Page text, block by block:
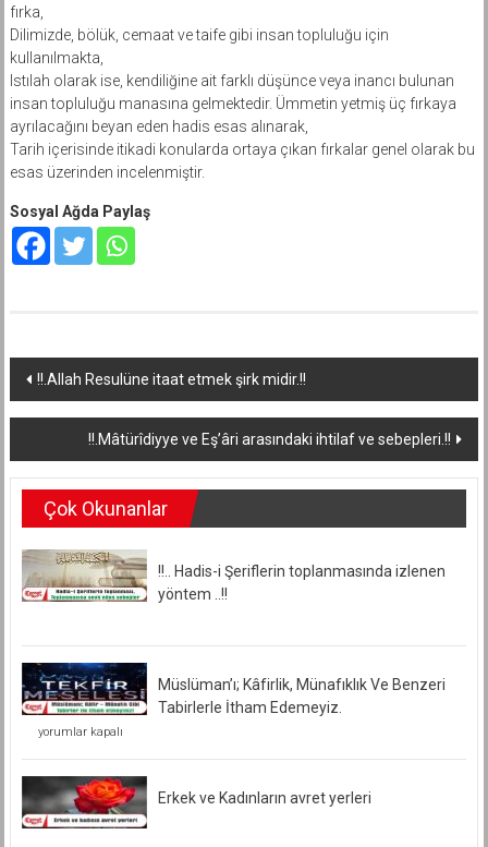
fırka,
Dilimizde, bölük, cemaat ve taife gibi insan topluluğu için
kullanılmakta,
Istılah olarak ise, kendiliğine ait farklı düşünce veya inancı bulunan
insan topluluğu manasına gelmektedir. Ümmetin yetmiş üç fırkaya
ayrılacağını beyan eden hadis esas alınarak,
Tarih içerisinde itikadi konularda ortaya çıkan fırkalar genel olarak bu
esas üzerinden incelenmiştir.
Sosyal Ağda Paylaş
Yazı
dolaşımı
!!.Allah Resulüne itaat etmek şirk midir.!!
!!.Mâtürîdiyye ve Eş’âri arasındaki ihtilaf ve sebepleri.!!
Çok Okunanlar
!!.. Hadis-i Şeriflerin toplanmasında izlenen
yöntem ..!!
Müslüman’ı; Kâfirlik, Münafıklık Ve Benzeri
Tabirlerle İtham Edemeyiz.
Müslüman’ı;
Münafıklık
Ve
Benzeri
Tabirlerle
İtham
yorumlar kapalı
Erkek ve Kadınların avret yerleri